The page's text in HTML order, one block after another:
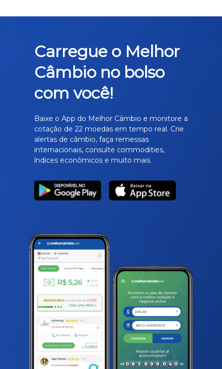
Carregue o Melhor
Câmbio no bolso
com você!
Baixe o App do Melhor Câmbio e monitore a
cotação de 22 moedas em tempo real. Crie
alertas de câmbio, faça remessas
internacionais, consulte commodities,
índices econômicos e muito mais.